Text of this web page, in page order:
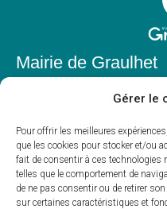
Gérer le
Pour offrir les meilleures
que les cookies pour stocker et/ou
fait de consentir à ces technologies
telles que le comportement de
de ne pas consentir ou de retirer
sur certaines caractéristiques et
Mairie de Graulhet
05
Horaires
Du